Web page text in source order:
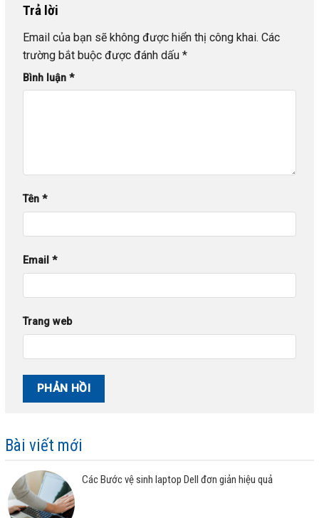
Trả lời
Email của bạn sẽ không được hiển thị công khai. Các
trường bắt buộc được đánh dấu *
Bình luận *
Tên *
Email *
Trang web
Bài viết mới
Các Bước vệ sinh laptop Dell đơn giản hiệu quả